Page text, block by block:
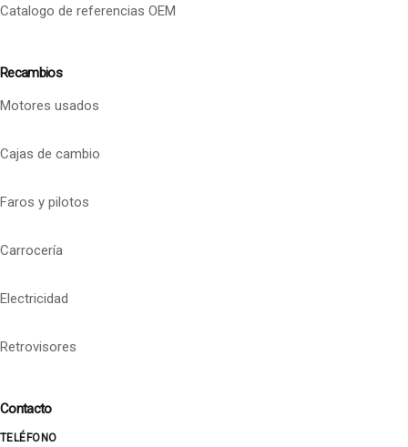
Catalogo de referencias OEM
Recambios
Motores usados
Cajas de cambio
Faros y pilotos
Carrocería
Electricidad
Retrovisores
Contacto
TELÉFONO